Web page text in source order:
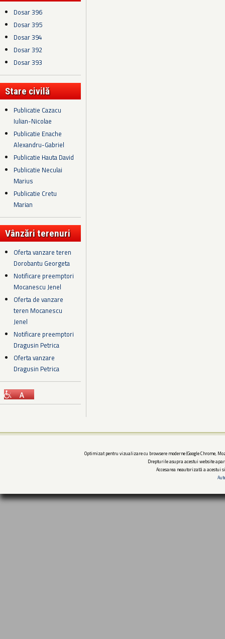
Dosar 396
Dosar 395
Dosar 394
Dosar 392
Dosar 393
Stare civilă
Publicatie Cazacu
Iulian-Nicolae
Publicatie Enache
Alexandru-Gabriel
Publicatie Hauta David
Publicatie Neculai
Marius
Publicatie Cretu
Marian
Vânzări terenuri
Oferta vanzare teren
Dorobantu Georgeta
Notificare preemptori
Mocanescu Jenel
Oferta de vanzare
teren Mocanescu
Jenel
Notificare preemptori
Dragusin Petrica
Oferta vanzare
Dragusin Petrica
Optimizat pentru vizualizare cu browsere moderne (Google Chrome,
Drepturile asupra acestui website
Accesarea neautorizată a acestui